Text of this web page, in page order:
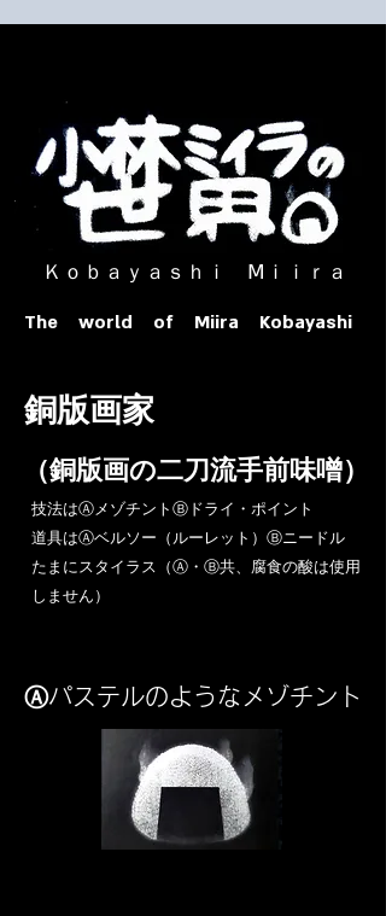
ｏｂａｙａｓｈｉ Ⅿｉｉｒａ​
The world of Miira Kobayashi
​銅版画家
​（銅版画の二刀流手前味噌）
​技法はⒶメゾチントⒷドライ・ポイント
道具はⒶベルソー（ルーレット）Ⓑニードル
​たまにスタイラス（Ⓐ・Ⓑ共、腐食の酸は使用
しません）
Ⓐパステルのようなメゾチント